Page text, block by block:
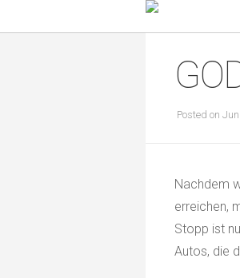
Posted on
Nachdem
erreichen,
Stopp ist
Autos, die